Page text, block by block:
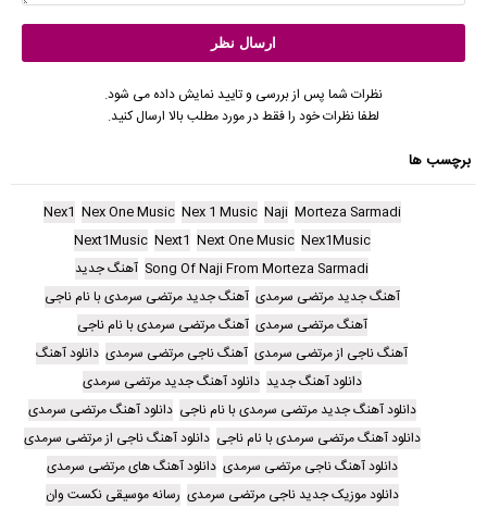
نظرات شما پس از بررسی و تایید نمایش داده می شود.
لطفا نظرات خود را فقط در مورد مطلب بالا ارسال کنید.
برچسب ها
Morteza Sarmadi
Naji
Nex 1 Music
Nex One Music
Nex1
Nex1Music
Next One Music
Next1
Next1Music
Song Of Naji From Morteza Sarmadi آهنگ جدید
آهنگ جدید مرتضی سرمدی آهنگ جدید مرتضی سرمدی با نام ناجی
آهنگ مرتضی سرمدی آهنگ مرتضی سرمدی با نام ناجی
آهنگ ناجی از مرتضی سرمدی آهنگ ناجی مرتضی سرمدی دانلود آهنگ
دانلود آهنگ جدید دانلود آهنگ جدید مرتضی سرمدی
دانلود آهنگ جدید مرتضی سرمدی با نام ناجی دانلود آهنگ مرتضی سرمدی
دانلود آهنگ مرتضی سرمدی با نام ناجی دانلود آهنگ ناجی از مرتضی سرمدی
دانلود آهنگ ناجی مرتضی سرمدی دانلود آهنگ های مرتضی سرمدی
دانلود موزیک جدید ناجی مرتضی سرمدی رسانه موسیقی نکست وان